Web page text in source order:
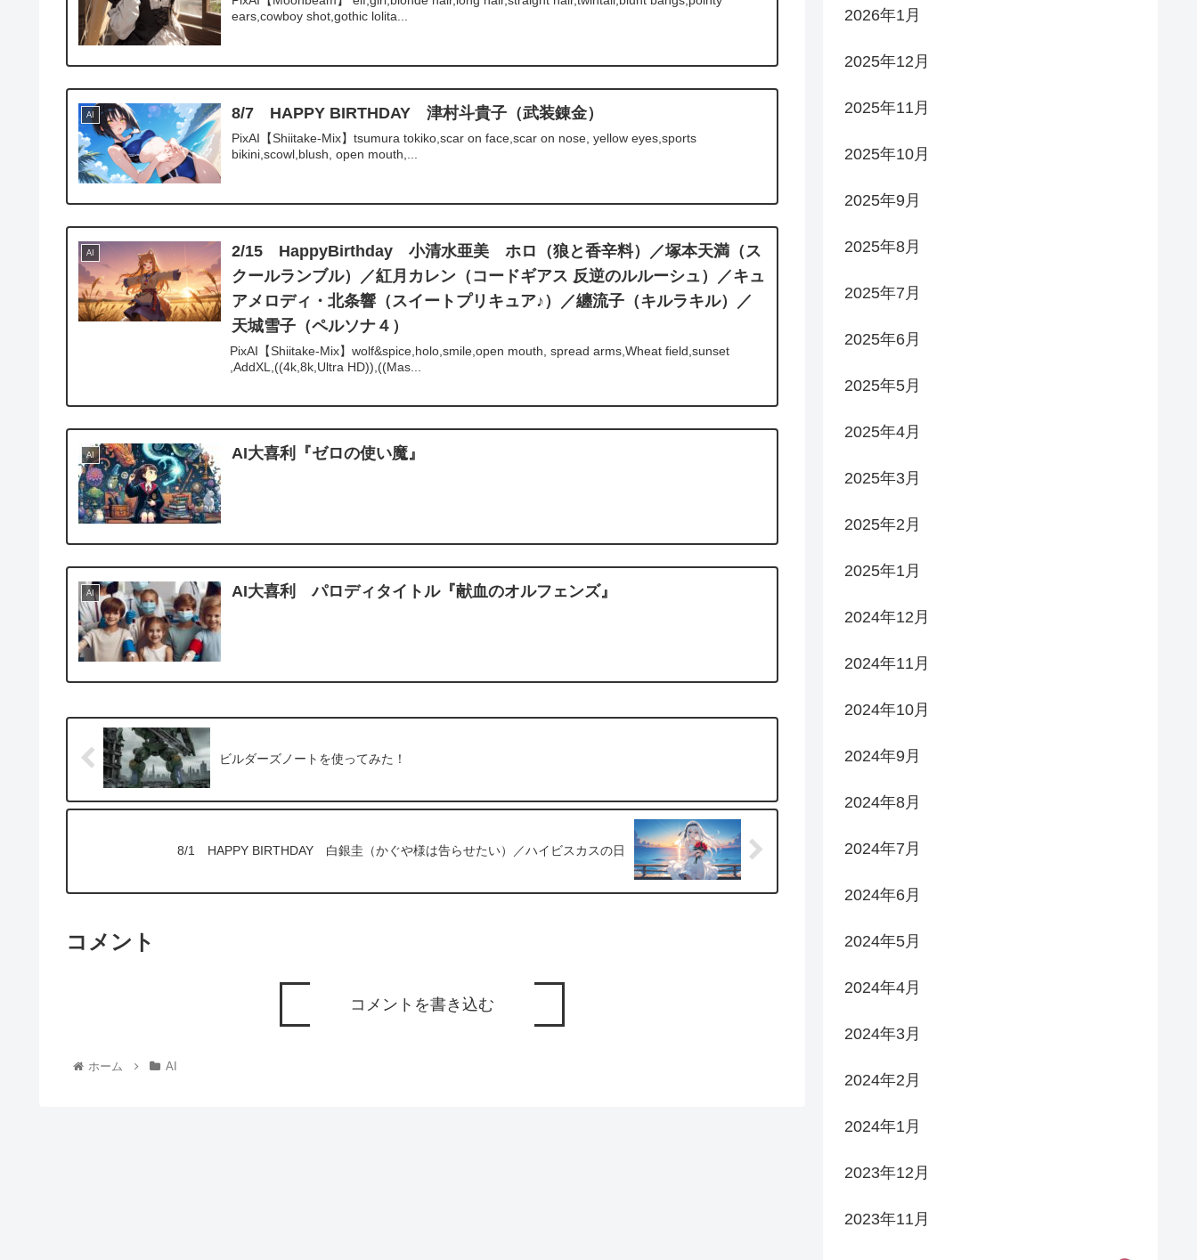
ears,cowboy shot,gothic lolita...
AI 8/7 HAPPY BIRTHDAY 津村斗貴子（武装錬金）
PixAI【Shiitake-Mix】tsumura tokiko,scar on face,scar on nose, yellow eyes,sports
bikini,scowl,blush, open mouth,...
AI
2/15 HappyBirthday 小清水亜美 ホロ（狼と香辛料）／塚本天満（ス
クールランブル）／紅月カレン（コードギアス 反逆のルルーシュ）／キュ
アメロディ・北条響（スイートプリキュア♪）／纏流子（キルラキル）／
天城雪子（ペルソナ４）
PixAI【Shiitake-Mix】wolf&spice,holo,smile,open mouth, spread arms,Wheat field,sunset
,AddXL,((4k,8k,Ultra HD)),((Mas...
AI AI大喜利『ゼロの使い魔』
AI AI大喜利 パロディタイトル『献血のオルフェンズ』
ビルダーズノートを使ってみた！
8/1 HAPPY BIRTHDAY 白銀圭（かぐや様は告らせたい）／ハイビスカスの日
コメント
コメントを書き込む
ホーム AI
2026年1月
2025年12月
2025年11月
2025年10月
2025年9月
2025年8月
2025年7月
2025年6月
2025年5月
2025年4月
2025年3月
2025年2月
2025年1月
2024年12月
2024年11月
2024年10月
2024年9月
2024年8月
2024年7月
2024年6月
2024年5月
2024年4月
2024年3月
2024年2月
2024年1月
2023年12月
2023年11月